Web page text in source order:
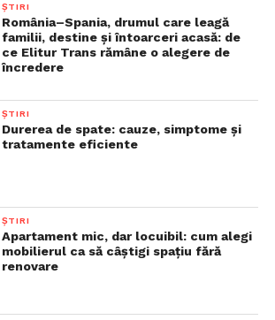
ȘTIRI
România–Spania, drumul care leagă
familii, destine și întoarceri acasă: de
ce Elitur Trans rămâne o alegere de
încredere
ȘTIRI
Durerea de spate: cauze, simptome și
tratamente eficiente
ȘTIRI
Apartament mic, dar locuibil: cum alegi
mobilierul ca să câștigi spațiu fără
renovare